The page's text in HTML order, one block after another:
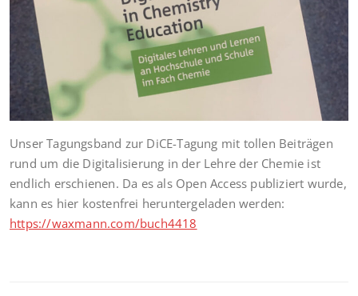
Unser Tagungsband zur DiCE-Tagung mit tollen Beiträgen
rund um die Digitalisierung in der Lehre der Chemie ist
endlich erschienen. Da es als Open Access publiziert wurde,
kann es hier kostenfrei heruntergeladen werden:
https://waxmann.com/buch4418